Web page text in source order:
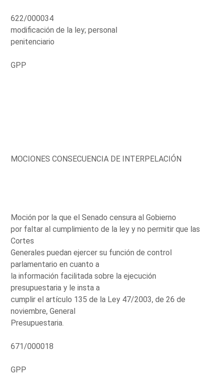
622/000034
modificación de la ley; personal
penitenciario
GPP
MOCIONES CONSECUENCIA DE INTERPELACIÓN
Moción por la que el Senado censura al Gobierno
por faltar al cumplimiento de la ley y no permitir que las
Cortes
Generales puedan ejercer su función de control
parlamentario en cuanto a
la información facilitada sobre la ejecución
presupuestaria y le insta a
cumplir el artículo 135 de la Ley 47/2003, de 26 de
noviembre, General
Presupuestaria.
671/000018
GPP